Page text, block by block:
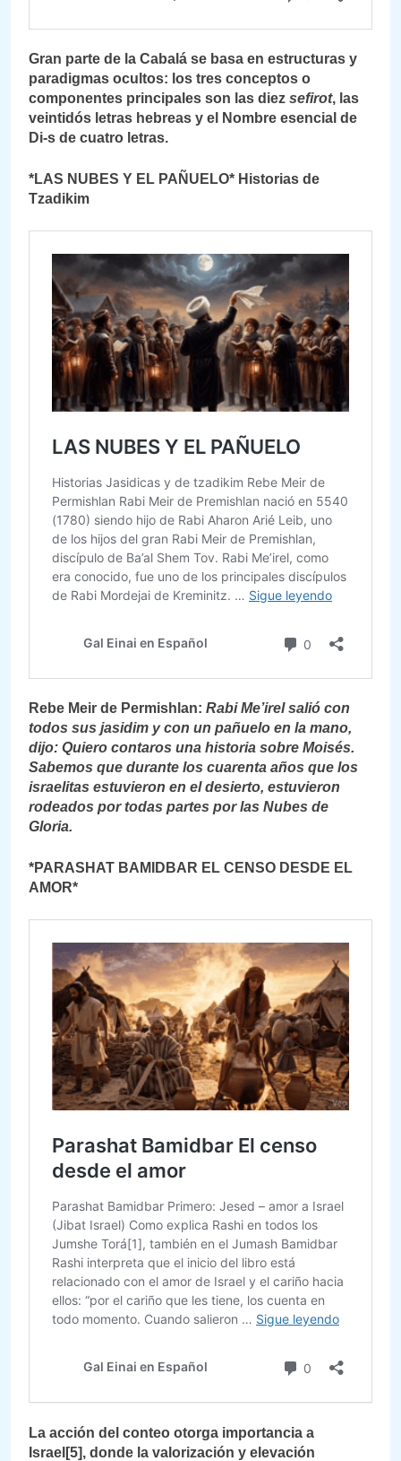
Gran parte de la Cabalá se basa en estructuras y
paradigmas ocultos: los tres conceptos o
componentes principales son las diez sefirot, las
veintidós letras hebreas y el Nombre esencial de
Di-s de cuatro letras.
*LAS NUBES Y EL PAÑUELO* Historias de
Tzadikim
Rebe Meir de Permishlan: Rabi Me’irel salió con
todos sus jasidim y con un pañuelo en la mano,
dijo: Quiero contaros una historia sobre Moisés.
Sabemos que durante los cuarenta años que los
israelitas estuvieron en el desierto, estuvieron
rodeados por todas partes por las Nubes de
Gloria.
*PARASHAT BAMIDBAR EL CENSO DESDE EL
AMOR*
La acción del conteo otorga importancia a
Israel[5], donde la valorización y elevación